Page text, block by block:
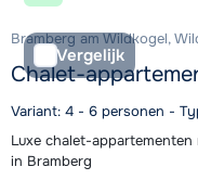
Vergelijk
Bramberg am Wildkogel,
Chalet-
Variant: 4 - 6 personen -
Luxe chalet-
in Bramberg